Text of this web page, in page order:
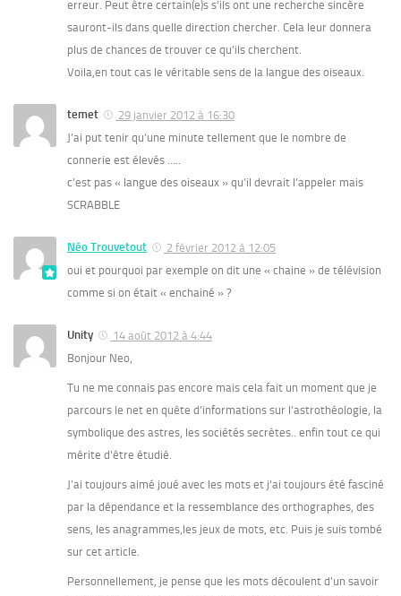
erreur. Peut être certain(e)s s’ils ont une recherche sincère
sauront-ils dans quelle direction chercher. Cela leur donnera
plus de chances de trouver ce qu’ils cherchent.
Voila,en tout cas le véritable sens de la langue des oiseaux.
temet
29 janvier 2012 à 16:30
J’ai put tenir qu’une minute tellement que le nombre de
connerie est élevés …..
c’est pas « langue des oiseaux » qu’il devrait l’appeler mais
SCRABBLE
Néo Trouvetout
2 février 2012 à 12:05
oui et pourquoi par exemple on dit une « chaine » de télévision
comme si on était « enchainé » ?
Unity
14 août 2012 à 4:44
Bonjour Neo,
Tu ne me connais pas encore mais cela fait un moment que je
parcours le net en quête d’informations sur l’astrothéologie, la
symbolique des astres, les sociétés secrètes.. enfin tout ce qui
mérite d’être étudié.
J’ai toujours aimé joué avec les mots et j’ai toujours été fasciné
par la dépendance et la ressemblance des orthographes, des
sens, les anagrammes,les jeux de mots, etc. Puis je suis tombé
sur cet article.
Personnellement, je pense que les mots découlent d’un savoir